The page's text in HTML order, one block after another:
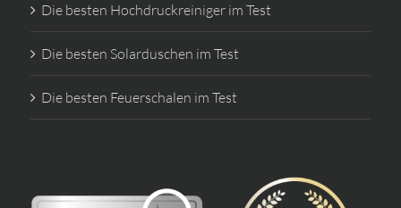
Die besten Hochdruckreiniger im Test
Die besten Solarduschen im Test
Die besten Feuerschalen im Test